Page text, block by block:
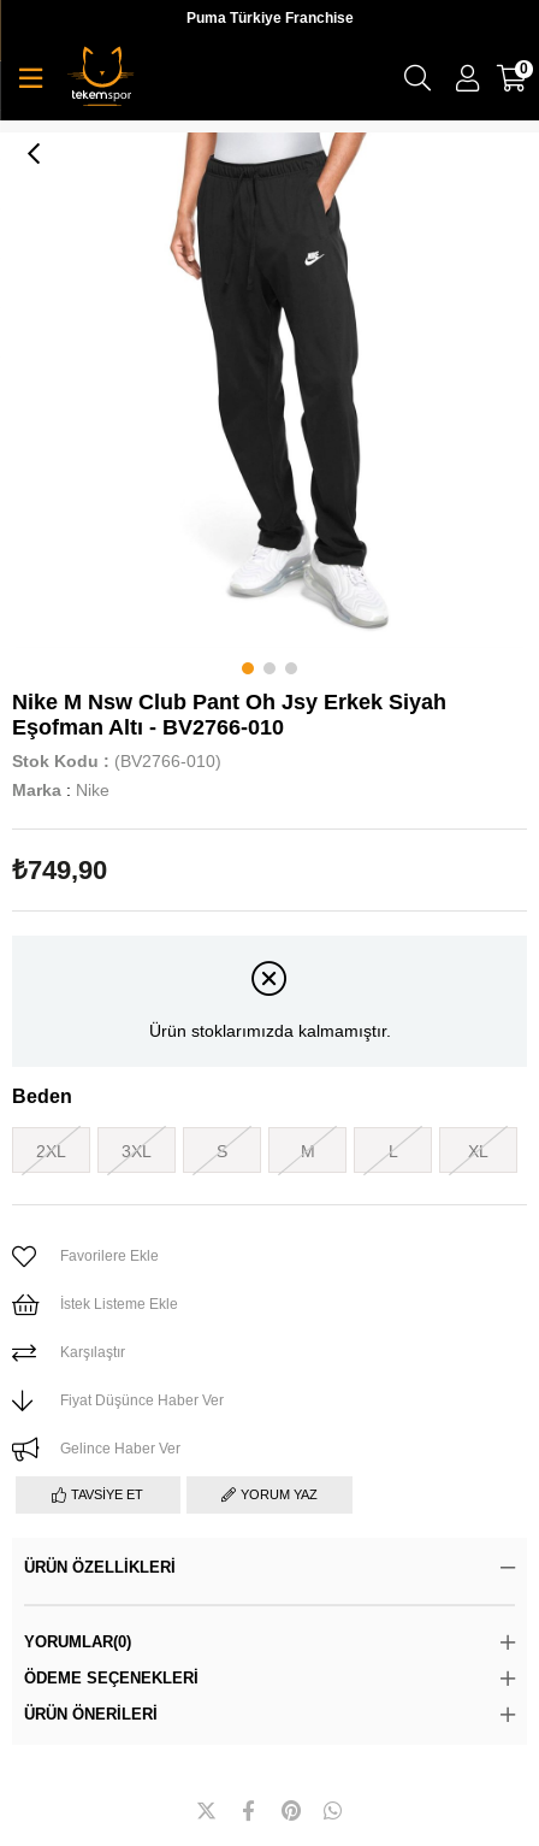
Puma Türkiye Franchise
0
Nike M Nsw Club Pant Oh Jsy Erkek Siyah
Eşofman Altı - BV2766-010
Stok Kodu
(BV2766-010)
Marka : Nike
₺749,90
Ürün stoklarımızda kalmamıştır.
Beden
2XL 3XL S M L XL
Favorilere Ekle
İstek Listeme Ekle
Karşılaştır
Fiyat Düşünce Haber Ver
Gelince Haber Ver
TAVSIYE ET YORUM YAZ
ÜRÜN ÖZELLIKLERI
YORUMLAR(0)
ÖDEME SEÇENEKLERI
ÜRÜN ÖNERILERI